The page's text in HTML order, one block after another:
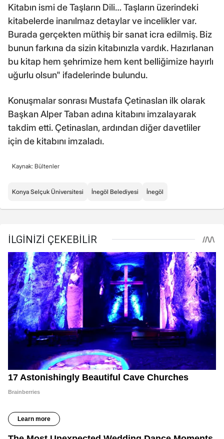
Kitabın ismi de Taşların Dili… Taşların üzerindeki
kitabelerde inanılmaz detaylar ve incelikler var.
Burada gerçekten müthiş bir sanat icra edilmiş. Biz
bunun farkına da sizin kitabınızla vardık. Hazırlanan
bu kitap hem şehrimize hem kent belliğimize hayırlı
uğurlu olsun" ifadelerinde bulundu.
Konuşmalar sonrası Mustafa Çetinaslan ilk olarak
Başkan Alper Taban adına kitabını imzalayarak
takdim etti. Çetinaslan, ardından diğer davetliler
için de kitabını imzaladı.
Kaynak: Bültenler
Konya Selçuk Üniversitesi İnegöl Belediyesi İnegöl